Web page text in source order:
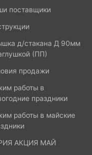
поставщики
д/стакана Д 90мм
(ПП)
продажи
работы в
праздники
работы в майские
АКЦИЯ МАЙ